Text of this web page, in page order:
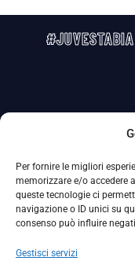
Per fornire le migliori
memorizzare e/o accedere
queste tecnologie ci
navigazione o ID unici su
consenso può influire
Gestisci servizi
#JUVESTABIA
La Società ha nominato il Responsabile della
adottate dalla